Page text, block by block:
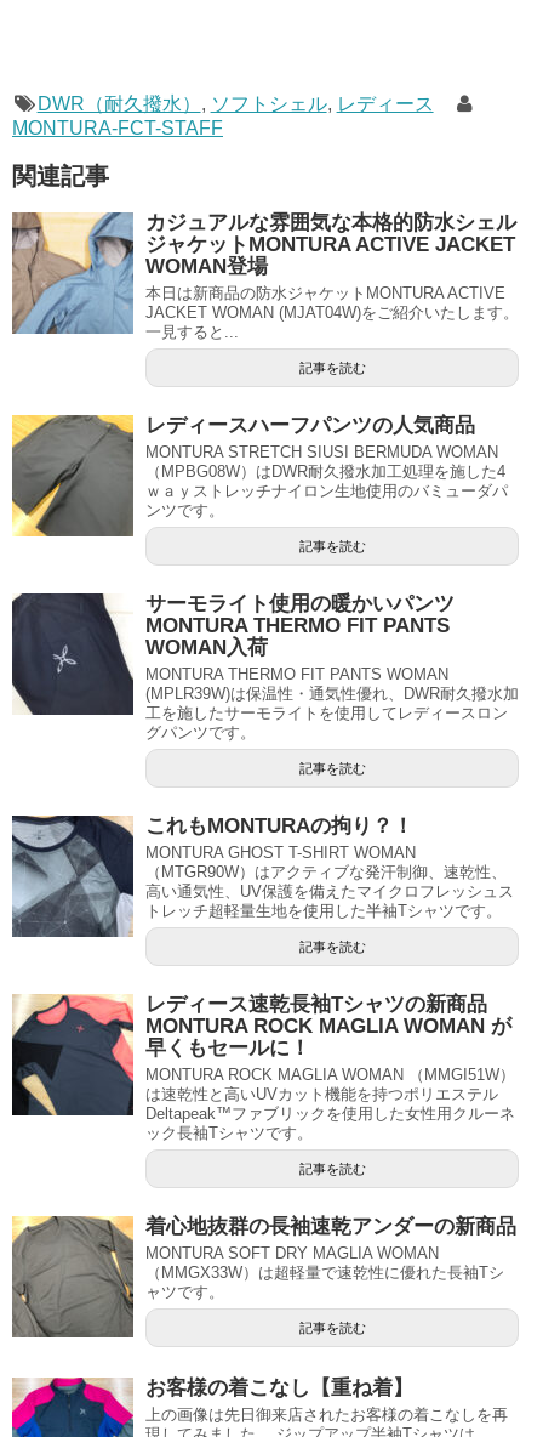
DWR（耐久撥水） , ソフトシェル, レディース
MONTURA-FCT-STAFF
関連記事
カジュアルな雰囲気な本格的防水シェル
ジャケットMONTURA ACTIVE JACKET
WOMAN登場
本日は新商品の防水ジャケットMONTURA ACTIVE
JACKET WOMAN (MJAT04W)をご紹介いたします。
一見すると...
記事を読む
レディースハーフパンツの人気商品
MONTURA STRETCH SIUSI BERMUDA WOMAN
（MPBG08W）はDWR耐久撥水加工処理を施した4
ｗａｙストレッチナイロン生地使用のバミューダパ
ンツです。
記事を読む
サーモライト使用の暖かいパンツ
MONTURA THERMO FIT PANTS
WOMAN入荷
MONTURA THERMO FIT PANTS WOMAN
(MPLR39W)は保温性・通気性優れ、DWR耐久撥水加
工を施したサーモライトを使用してレディースロン
グパンツです。
記事を読む
これもMONTURAの拘り？！
MONTURA GHOST T-SHIRT WOMAN
（MTGR90W）はアクティブな発汗制御、速乾性、
高い通気性、UV保護を備えたマイクロフレッシュス
トレッチ超軽量生地を使用した半袖Tシャツです。
記事を読む
レディース速乾長袖Tシャツの新商品
MONTURA ROCK MAGLIA WOMAN が
早くもセールに！
MONTURA ROCK MAGLIA WOMAN （MMGI51W）
は速乾性と高いUVカット機能を持つポリエステル
Deltapeak™ファブリックを使用した女性用クルーネ
ック長袖Tシャツです。
記事を読む
着心地抜群の長袖速乾アンダーの新商品
MONTURA SOFT DRY MAGLIA WOMAN
（MMGX33W）は超軽量で速乾性に優れた長袖Tシ
ャツです。
記事を読む
お客様の着こなし【重ね着】
上の画像は先日御来店されたお客様の着こなしを再